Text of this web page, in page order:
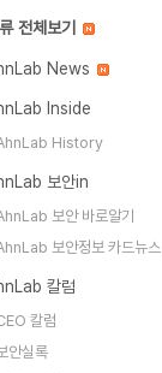
전체보기
News
Inside
History
보안in
보안 바로알기
보안정보 카드뉴스
칼럼
칼럼
안실록